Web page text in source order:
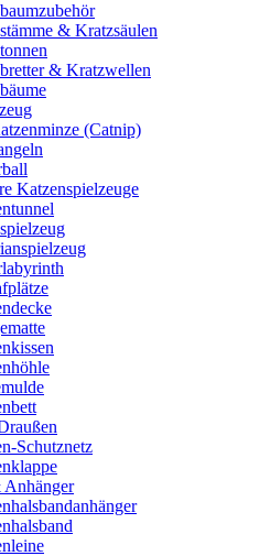
& Kratzsäulen
& Kratzwellen
(Catnip)
Katzenspielzeuge
Schutznetz
Anhänger